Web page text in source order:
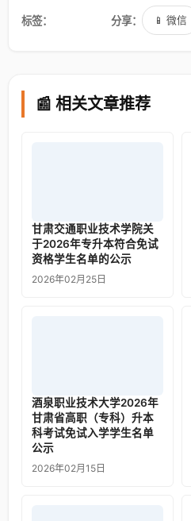
标签： 分享： 📱 微信
📰 相关文章推荐
甘肃交通职业技术学院关
于2026年专升本符合免试
资格学生名单的公示
2026年02月25日
酒泉职业技术大学2026年
甘肃省高职（专科）升本
科考试免试入学学生名单
公示
2026年02月15日